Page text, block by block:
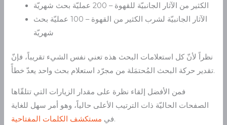
الكثير من الآثار الجانبيّة للقهوة – 200 عمليّة بحث شهريّة
الآثار الجانبيّة لشرب الكثير من القهوة – 100 عمليّة بحث
شهريّة
نظراً لأنّ كل استعلامات البحث هذه تعني نفس الشيء تقريباً، فإنّ
تقدير حركة البحث المُحتمَلة من مجرّد استعلام بحث واحد يعدّ خطأً.
فمن الأفضل إلقاء نظرة على مقدار الزيارات التي تتلقّاها
الصفحات الحاليّة ذات الترتيب الأعلى حالياً، وهو أمر سهل للغاية
في مستكشف الكلمات المفتاحية .